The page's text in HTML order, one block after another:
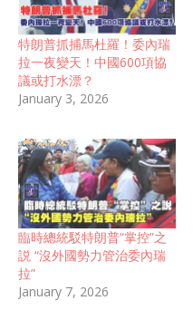
特朗普抓捕馬杜羅！委內瑞
拉一夜變天！中國600項協
議或打水漂？
January 3, 2026
臨時總統駁特朗普“掌控”之
説 “沒外國勢力管治委內瑞
拉”
January 7, 2026